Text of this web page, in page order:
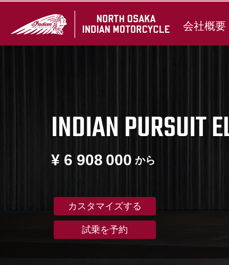
会社概要
INDIAN PURSUIT
から
¥ 6 908 000
カスタマイズする
試乗を予約